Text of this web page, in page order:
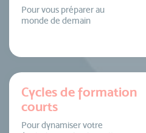
Pour vous préparer au
monde de demain
Cycles de formation
courts
Pour dynamiser votre